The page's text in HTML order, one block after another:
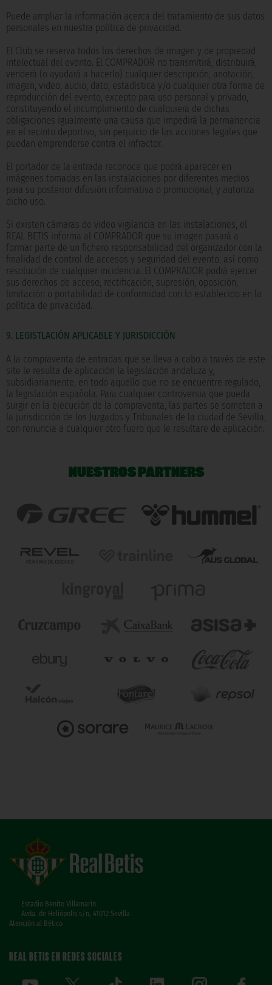
Puede ampliar la información acerca del tratamiento de sus datos
personales en nuestra política de privacidad.
El Club se reserva todos los derechos de imagen y de propiedad
intelectual del evento. El COMPRADOR no transmitirá, distribuirá,
venderá (o ayudará a hacerlo) cualquier descripción, anotación,
imagen, video, audio, dato, estadística y/o cualquier otra forma de
reproducción del evento, excepto para uso personal y privado,
constituyendo el incumplimiento de cualquiera de dichas
obligaciones igualmente una causa que impedirá la permanencia
en el recinto deportivo, sin perjuicio de las acciones legales que
puedan emprenderse contra el infractor.
El portador de la entrada reconoce que podrá aparecer en
imágenes tomadas en las instalaciones por diferentes medios
para su posterior difusión informativa o promocional, y autoriza
dicho uso.
Si existen cámaras de video vigilancia en las instalaciones, el
REAL BETIS informa al COMPRADOR que su imagen pasará a
formar parte de un fichero responsabilidad del organizador con la
finalidad de control de accesos y seguridad del evento, así como
resolución de cualquier incidencia. El COMPRADOR podrá ejercer
sus derechos de acceso, rectificación, supresión, oposición,
limitación o portabilidad de conformidad con lo establecido en la
política de privacidad.
9. LEGISTLACIÓN APLICABLE Y JURISDICCIÓN
A la compraventa de entradas que se lleva a cabo a través de este
site le resulta de aplicación la legislación andaluza y,
subsidiariamente, en todo aquello que no se encuentre regulado,
la legislación española. Para cualquier controversia que pueda
surgir en la ejecución de la compraventa, las partes se someten a
la jurisdicción de los Juzgados y Tribunales de la ciudad de Sevilla,
con renuncia a cualquier otro fuero que le resultare de aplicación.
NUESTROS PARTNERS
Estadio Benito Villamarín
Avda. de Heliópolis s/n, 41012 Sevilla
Atención al Bético
REAL BETIS EN REDES SOCIALES